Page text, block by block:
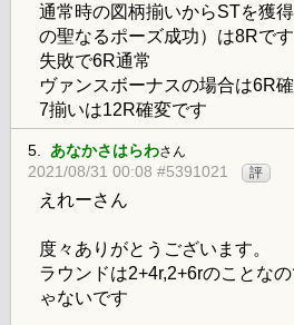
通常時の図柄揃いからSTを獲
の聖なるポーズ成功）は8Rです
失敗で6R通常
ヴァンスボーナスの場合は6R
7揃いは12R確変です
5. あなかさはらわさん
2021/08/31 00:08 #5391021 評
えれーさん
度々ありがとうございます。
ラウンドは2+4r,2+6rのことな
ゃないです